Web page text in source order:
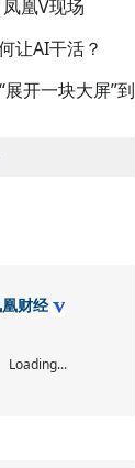
凰V现场
让AI干活？
开一块大屏”到
凰财经
Loading...